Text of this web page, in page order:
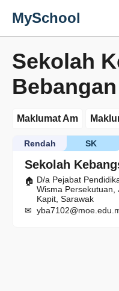
MySchool
Sekolah
Bebangan
Maklumat Am
Sekolah
SK
Rendah
D/a Pejabat
Wisma Persekutuan,
Kapit, Sarawak